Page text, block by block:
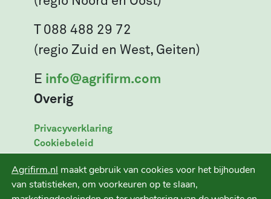
T 088 488 29 72
(regio Zuid en West, Geiten)
E info@agrifirm.com
Overig
Privacyverklaring
Cookiebeleid
Disclaimer
Agrifirm.nl maakt gebruik van cookies voor het bijhouden
van statistieken, om voorkeuren op te slaan,